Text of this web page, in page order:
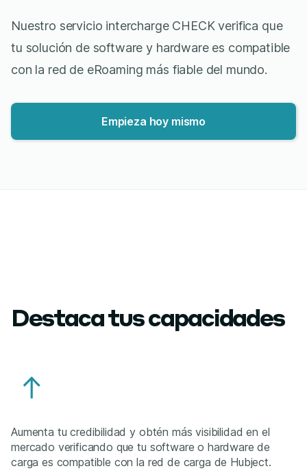
Nuestro servicio intercharge CHECK verifica que
tu solución de software y hardware es compatible
con la red de eRoaming más fiable del mundo.
Empieza hoy mismo
Destaca tus capacidades
Aumenta tu credibilidad y obtén más visibilidad en el
mercado verificando que tu software o hardware de
carga es compatible con la red de carga de Hubject.